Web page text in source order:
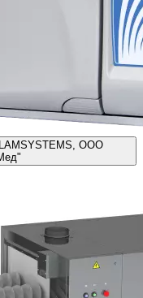
ООО